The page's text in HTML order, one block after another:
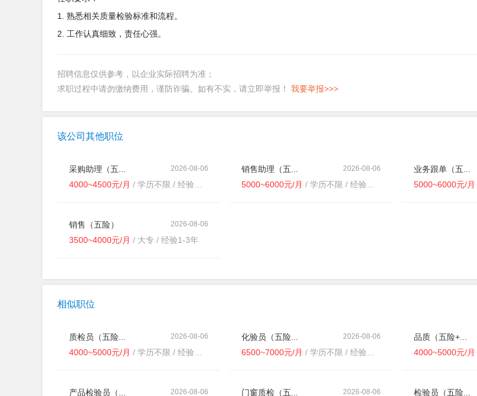
1. 熟悉相关质量检验标准和流程。
2. 工作认真细致，责任心强。
招聘信息仅供参考，以企业实际招聘为准；
求职过程中请勿缴纳费用，谨防诈骗。如有不实，请立即举报！ 我要举报>>>
该公司其他职位
2026-08-06
采购助理（五...
4000~4500元/月 / 学历不限 / 经验不限
2026-08-06
销售助理（五...
5000~6000元/月 / 学历不限 / 经验不限
业务跟单（五...
5000~6000元/月
2026-08-06
销售（五险）
3500~4000元/月 / 大专 / 经验1-3年
相似职位
2026-08-06
质检员（五险...
4000~5000元/月 / 学历不限 / 经验不限
2026-08-06
化验员（五险...
6500~7000元/月 / 学历不限 / 经验不限
品质（五险+...
4000~5000元/月
2026-08-06
产品检验员（... 2026-08-06
门窗质检（五... 检验员（五险...